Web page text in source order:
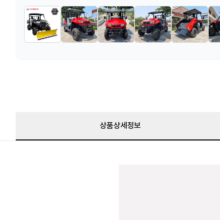
상품상세정보